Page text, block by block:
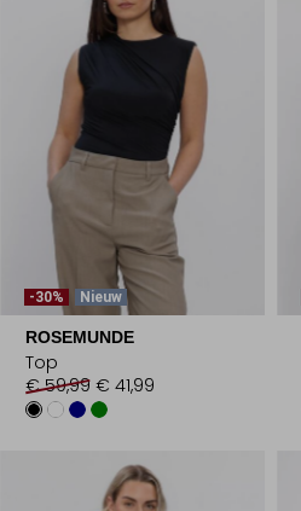
-30% Nieuw
ROSEMUNDE
Top
€ 59,99 € 41,99